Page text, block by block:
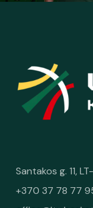
Santakos g. 11,
+370 37 78 77